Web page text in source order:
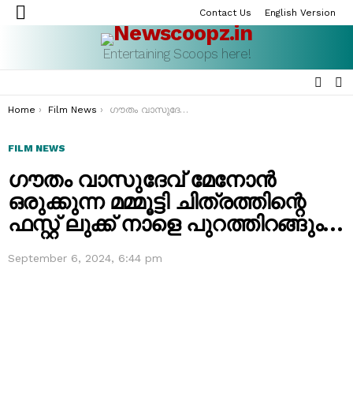
Menu
Contact Us English Version
Entertaining Scoops here!
You are here:
Home Film News ഗൗതം വാസുദേവ് മേനോൻ ഒരുക്കുന്ന മമ്മൂട്ടി ചിത്രത്തിന്റെ ഫസ്റ്റ് ലുക്ക് നാളെ പുറത്തിറങ്ങും…
FILM NEWS
ഗൗതം വാസുദേവ് മേനോൻ
ഒരുക്കുന്ന മമ്മൂട്ടി ചിത്രത്തിന്റെ
ഫസ്റ്റ് ലുക്ക് നാളെ പുറത്തിറങ്ങും…
September 6, 2024, 6:44 pm